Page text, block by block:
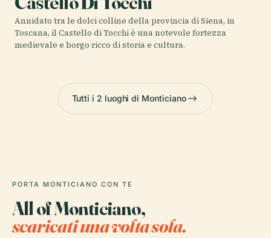
Annidato tra le dolci colline della provincia di Siena, in
Toscana, il Castello di Tocchi è una notevole fortezza
medievale e borgo ricco di storia e cultura.
Tutti i 2 luoghi di Monticiano
PORTA MONTICIANO CON TE
All of Monticiano,
scaricati una volta sola.